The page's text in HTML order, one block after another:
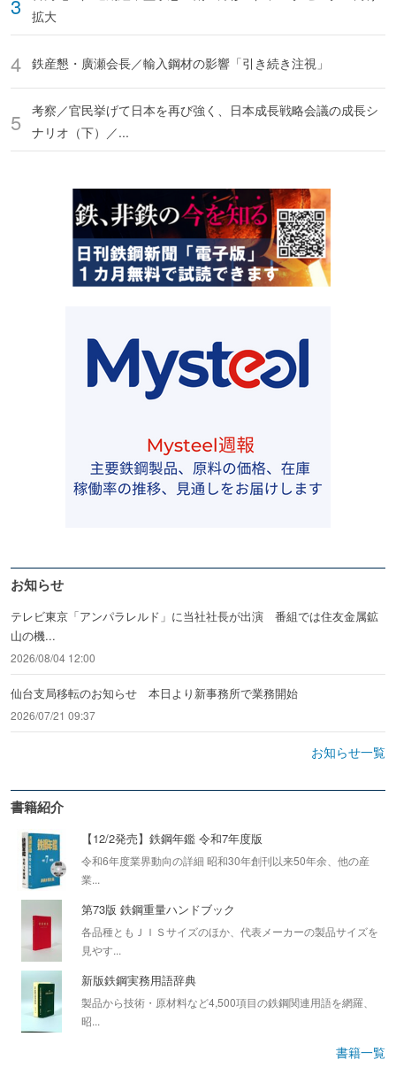
拡大
鉄産懇・廣瀬会長／輸入鋼材の影響「引き続き注視」
考察／官民挙げて日本を再び強く、日本成長戦略会議の成長シ
ナリオ（下）／...
お知らせ
テレビ東京「アンパラレルド」に当社社長が出演 番組では住友金属鉱
山の機...
2026/08/04 12:00
仙台支局移転のお知らせ 本日より新事務所で業務開始
2026/07/21 09:37
お知らせ一覧
書籍紹介
【12/2発売】鉄鋼年鑑 令和7年度版
令和6年度業界動向の詳細 昭和30年創刊以来50年余、他の産
業...
第73版 鉄鋼重量ハンドブック
各品種ともＪＩＳサイズのほか、代表メーカーの製品サイズを
見やす...
新版鉄鋼実務用語辞典
製品から技術・原材料など4,500項目の鉄鋼関連用語を網羅、
昭...
書籍一覧